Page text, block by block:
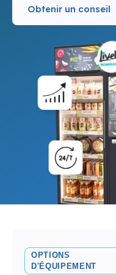
Obtenir un conseil
OPTIONS
D'ÉQUIPEMENT